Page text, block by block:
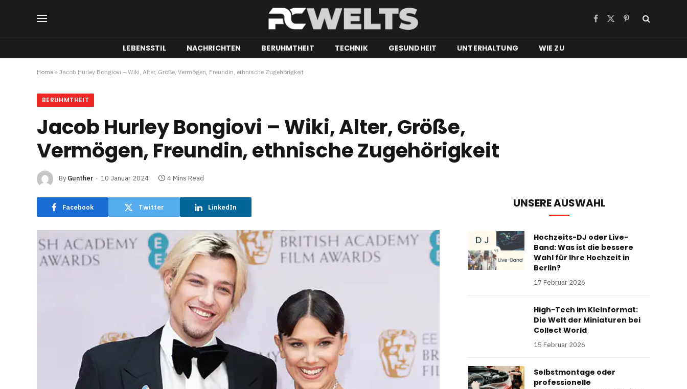
Facebook
X
Pinterest
LEBENSSTIL NACHRICHTEN BERUHMTHEIT TECHNIK GESUNDHEIT UNTERHALTUNG WIE ZU
Home » Jacob Hurley Bongiovi – Wiki, Alter, Größe, Vermögen, Freundin, ethnische Zugehörigkeit
BERUHMTHEIT
Jacob Hurley Bongiovi – Wiki, Alter, Größe,
Vermögen, Freundin, ethnische Zugehörigkeit
By Gunther 10 Januar 2024 4 Mins Read
Facebook Twitter LinkedIn UNSERE AUSWAHL
Hochzeits-DJ oder Live-
Band: Was ist die bessere
Wahl für Ihre Hochzeit in
Berlin?
17 Februar 2026
High-Tech im Kleinformat:
Die Welt der Miniaturen bei
Collect World
15 Februar 2026
Selbstmontage oder
professionelle